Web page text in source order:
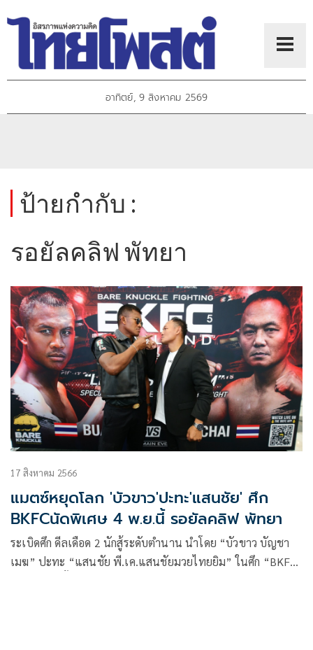
อาทิตย์, 9 สิงหาคม 2569
ป้ายกำกับ :
รอยัลคลิฟ พัทยา
17 สิงหาคม 2566
แมตซ์หยุดโลก 'บัวขาว'ปะทะ'แสนชัย' ศึก
BKFCนัดพิเศษ 4 พ.ย.นี้ รอยัลคลิฟ พัทยา
ระเบิดศึก ดีลเดือด 2 นักสู้ระดับตำนาน นำโดย “บัวขาว บัญชา
เมฆ” ปะทะ “แสนชัย พี.เค.แสนชัยมวยไทยยิม” ในศึก “BKFC